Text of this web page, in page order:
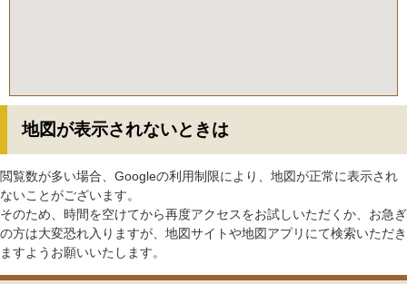
地図が表示されないときは
閲覧数が多い場合、Googleの利用制限により、地図が正常に表示され
ないことがございます。
そのため、時間を空けてから再度アクセスをお試しいただくか、お急ぎ
の方は大変恐れ入りますが、地図サイトや地図アプリにて検索いただき
ますようお願いいたします。